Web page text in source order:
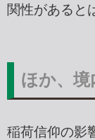
関性があると
ほか、境
稲荷信仰の影